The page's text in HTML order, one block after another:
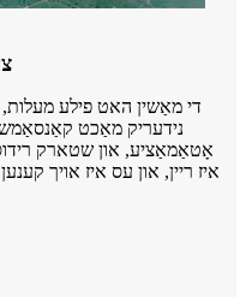
נידעריק מאַכט
אָטאַמאַציע, און שטארק
איז ריין, און עס איז אויך